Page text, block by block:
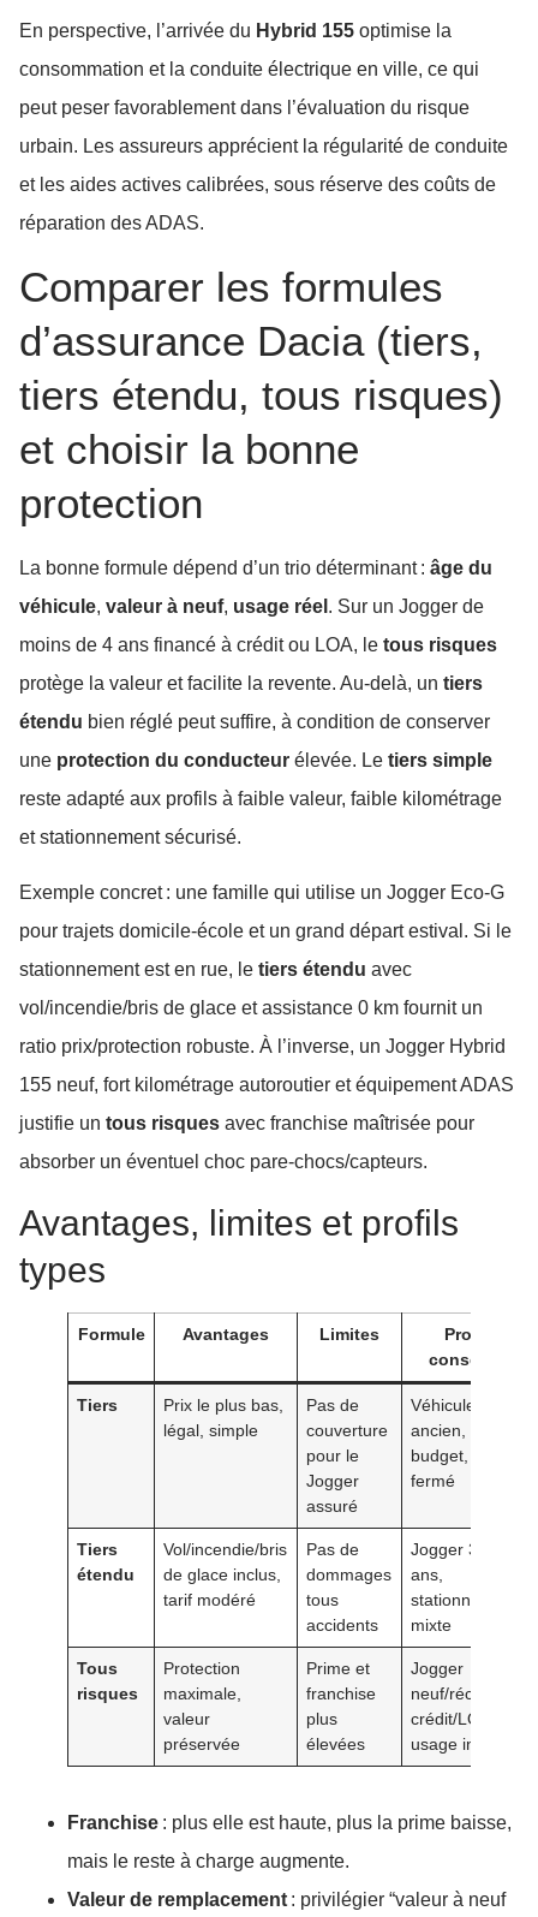
En perspective, l’arrivée du Hybrid 155 optimise la
consommation et la conduite électrique en ville, ce qui
peut peser favorablement dans l’évaluation du risque
urbain. Les assureurs apprécient la régularité de conduite
et les aides actives calibrées, sous réserve des coûts de
réparation des ADAS.
Comparer les formules
d’assurance Dacia (tiers,
tiers étendu, tous risques)
et choisir la bonne
protection
La bonne formule dépend d’un trio déterminant : âge du
véhicule, valeur à neuf, usage réel . Sur un Jogger de
moins de 4 ans financé à crédit ou LOA, le tous risques
protège la valeur et facilite la revente. Au-delà, un tiers
étendu bien réglé peut suffire, à condition de conserver
une protection du conducteur élevée. Le tiers simple
reste adapté aux profils à faible valeur, faible kilométrage
et stationnement sécurisé.
Exemple concret : une famille qui utilise un Jogger Eco-G
pour trajets domicile-école et un grand départ estival. Si le
stationnement est en rue, le tiers étendu avec
vol/incendie/bris de glace et assistance 0 km fournit un
ratio prix/protection robuste. À l’inverse, un Jogger Hybrid
155 neuf, fort kilométrage autoroutier et équipement ADAS
justifie un tous risques avec franchise maîtrisée pour
absorber un éventuel choc pare-chocs/capteurs.
Avantages, limites et profils
types
Formule Avantages Limites
Profil
conseillé
Tiers
Prix le plus bas,
légal, simple
Pas de
couverture
pour le
Jogger
assuré
Véhicule
ancien, petit
budget, box
fermé
Tiers
étendu
Vol/incendie/bris
de glace inclus,
tarif modéré
Pas de
dommages
tous
accidents
Jogger 3–7
ans,
stationnement
mixte
Tous
risques
Protection
maximale,
valeur
préservée
Prime et
franchise
plus
élevées
Jogger
neuf/récent,
crédit/LOA,
usage intensif
Franchise : plus elle est haute, plus la prime baisse,
mais le reste à charge augmente.
Valeur de remplacement : privilégier “valeur à neuf